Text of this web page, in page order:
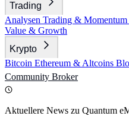
Trading
Analysen Trading & Momentum
Value & Growth
Krypto
Bitcoin Ethereum & Altcoins
Community Broker
Aktuellere News zu Quantum